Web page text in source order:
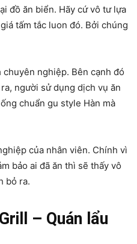
đồ ăn biển. Hãy cứ vô tư lựa
tấm tắc luon đó. Bởi chúng
nghiệp. Bên cạnh đó
người sử dụng dịch vụ ăn
chuẩn gu style Hàn mà
của nhân viên. Chính vì
bảo ai đã ăn thì sẽ thấy vô
bỏ ra.
– Quán lẩu